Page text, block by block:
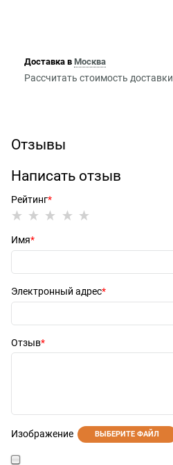
Доставка в Москва
Рассчитать стоимость доставки
Отзывы
Написать отзыв
Рейтинг
Имя
Электронный адрес
Отзыв
Изображение ВЫБЕРИТЕ ФАЙЛ